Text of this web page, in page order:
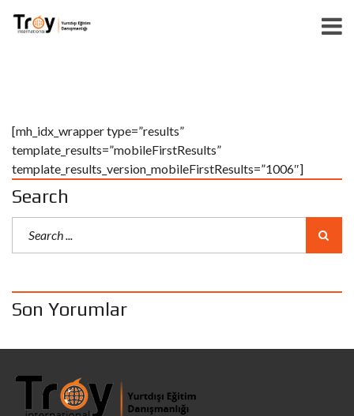
[mh_idx_wrapper type=”results”
template_results=”mobileFirstResults”
template_results_version_mobileFirstResults=”1006″]
Search
Son Yorumlar